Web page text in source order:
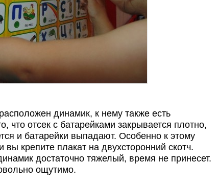
динамик, к нему также есть
что отсек с батарейками закрывается плотно,
и батарейки выпадают. Особенно к этому
крепите плакат на двухсторонний скотч.
достаточно тяжелый, время не принесет.
ощутимо.